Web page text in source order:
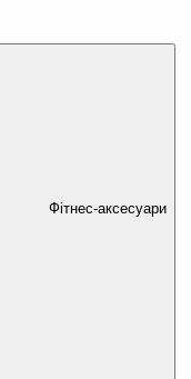
Фітнес-аксесуари